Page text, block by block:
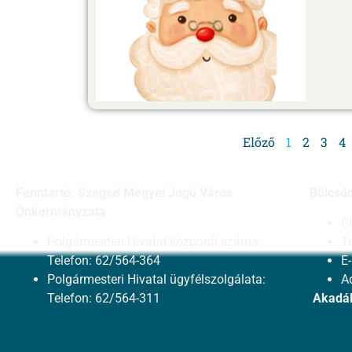
Előző 1 2 3 4
Telefon: 62/564-364
Polgármesteri Hivatal ügyfélszolgálata:
Telefon: 62/564-311